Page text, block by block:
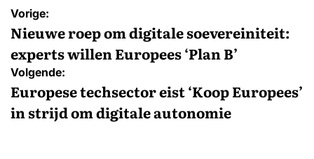
Bericht
navigatie
Vorige:
Nieuwe roep om digitale soevereiniteit:
experts willen Europees ‘Plan B’
Volgende:
Europese techsector eist ‘Koop Europees’
in strijd om digitale autonomie